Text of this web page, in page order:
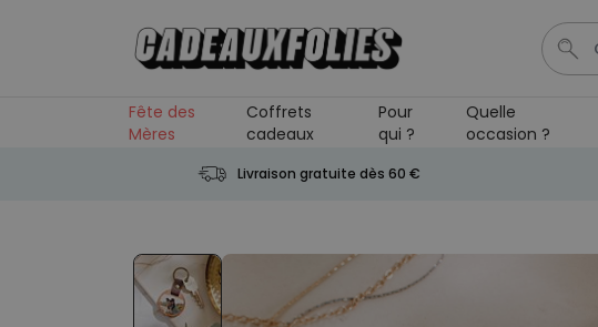
Fête des
Mères
Coffrets
cadeaux
Pour
qui ?
Quelle
occasion ?
Livraison gratuite dès 60 €